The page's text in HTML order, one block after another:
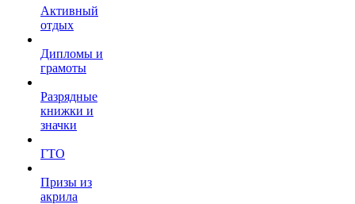
Активный
отдых
Дипломы и
грамоты
Разрядные
книжки и
значки
ГТО
Призы из
акрила